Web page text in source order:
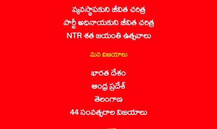
వ్యవస్థాపకుని జీవిత చరిత్ర
పార్టీ అధినాయకుని జీవిత చరిత్ర
NTR శత జయంతి ఉత్సవాలు
మన విజయాలు
భారత దేశం
ఆంధ్ర ప్రదేశ్
తెలంగాణ
44 సంవత్సరాల విజయాలు